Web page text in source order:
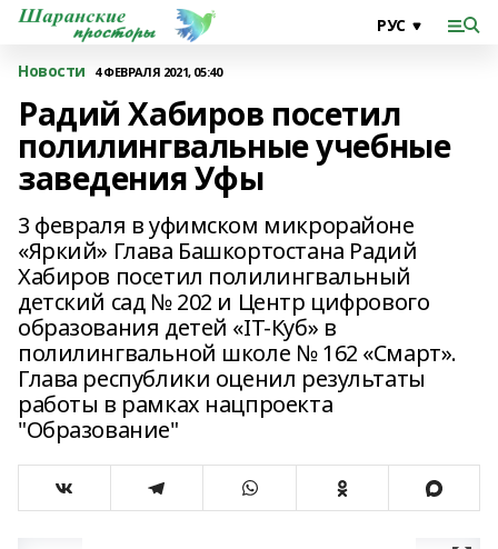
Новости 4 ФЕВРАЛЯ 2021, 05:40
Радий Хабиров посетил
полилингвальные учебные
заведения Уфы
3 февраля в уфимском микрорайоне
«Яркий» Глава Башкортостана Радий
Хабиров посетил полилингвальный
детский сад № 202 и Центр цифрового
образования детей «IT-Куб» в
полилингвальной школе № 162 «Смарт».
Глава республики оценил результаты
работы в рамках нацпроекта
"Образование"